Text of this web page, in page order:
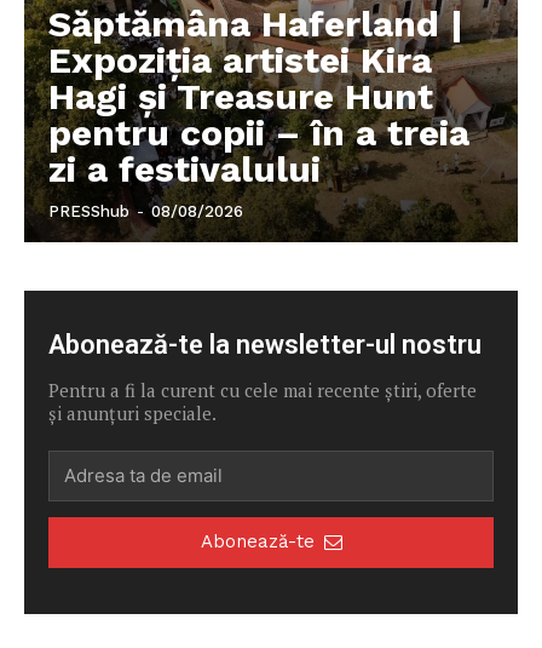
Săptămâna Haferland |
Expoziţia artistei Kira
Hagi şi Treasure Hunt
pentru copii – în a treia
zi a festivalului
PRESShub - 08/08/2026
Abonează-te la newsletter-ul nostru
Pentru a fi la curent cu cele mai recente știri, oferte
și anunțuri speciale.
Abonează-te